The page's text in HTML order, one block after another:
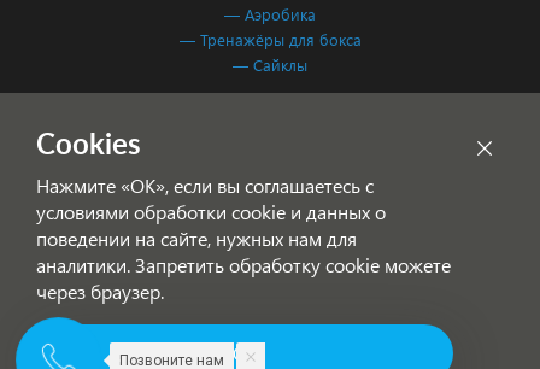
— Аэробика
— Тренажёры для бокса
— Сайклы
Согласие на обработку персональных данных
© 2001-2026 Фитнес Система — спортивное оборудование для
Позвоните нам
Cookies
Нажмите «ОК», если вы соглашаетесь с
условиями обработки cookie и данных о
поведении на сайте, нужных нам для
аналитики. Запретить обработку cookie можете
через браузер.
ОК